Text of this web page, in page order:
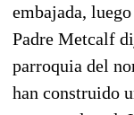
embajada,
Padre Metcalf
parroquia del
han construido